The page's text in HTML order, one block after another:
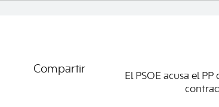
Compartir
El PSOE acusa el